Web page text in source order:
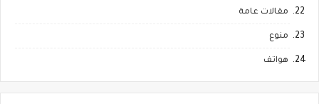
مقالات عامة
منوع
هواتف